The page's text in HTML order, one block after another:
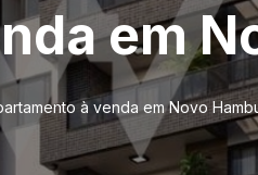
em
à venda em Novo